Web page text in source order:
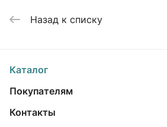
Назад к списку
Каталог
Покупателям
Контакты